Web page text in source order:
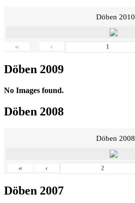
Döben 2010
« ‹
Döben 2009
No Images found.
Döben 2008
Döben 2008
« ‹
Döben 2007